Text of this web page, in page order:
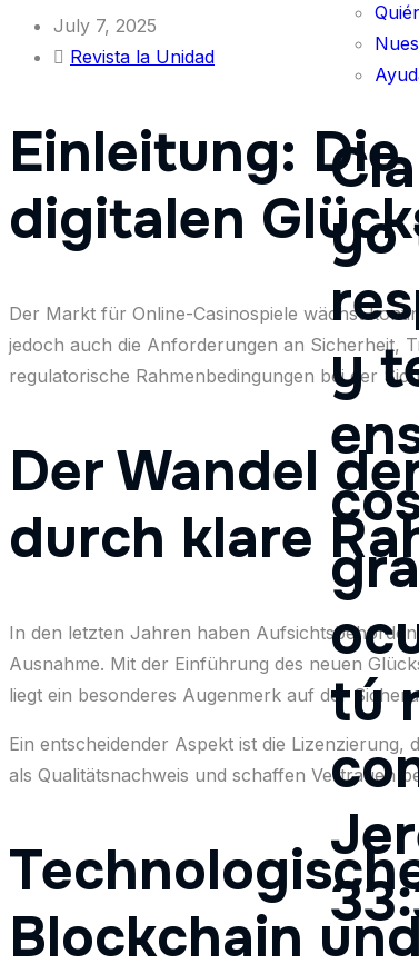
yo
y
tú
July 7, 2025
Revista la Unidad
Einleitung:
digitalen
Der Markt für Online-Casinospiele wächst
jedoch auch die Anforderungen an Sicherheit,
regulatorische Rahmenbedingungen bei der
Der Wandel
durch klare
In den letzten Jahren haben
Ausnahme. Mit der Einführung des neuen
liegt ein besonderes Augenmerk auf der
Ein entscheidender Aspekt ist die
als Qualitätsnachweis und schaffen Vertrauen
Blockchain